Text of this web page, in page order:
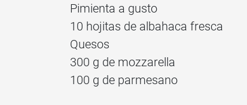
Pimienta a gusto
10 hojitas de albahaca fresca
Quesos
300 g de mozzarella
100 g de parmesano